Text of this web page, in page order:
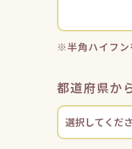
※半角ハイフン
都道府県か